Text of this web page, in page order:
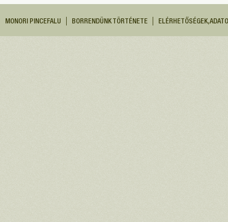
MONORI PINCEFALU BORRENDÜNK TÖRTÉNETE ELÉRHETŐSÉGEK,